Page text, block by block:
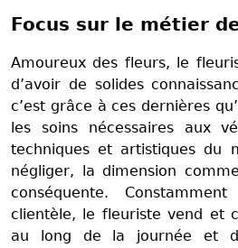
Focus sur le métier
Amoureux des fleurs, le
d’avoir de solides
c’est grâce à ces dernières
les soins nécessaires aux
techniques et artistiques du
négliger, la dimension
conséquente.
clientèle, le fleuriste vend et
au long de la journée et